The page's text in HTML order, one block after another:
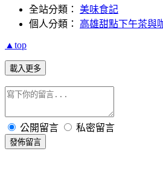
全站分類： 美味食記
個人分類： 高雄甜點下午茶與
▲top
載入更多
公開留言 私密留言
發佈留言